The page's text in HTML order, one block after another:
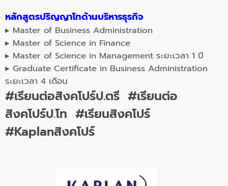
หลักสูตรปริญญาโทด้านบริหารธุรกิจ
▸ Master of Business Administration
▸ Master of Science in Finance
▸ Master of Science in Management ระยะเวลา 1 ปี
▸ Graduate Certificate in Business Administration
ระยะเวลา 4 เดือน
#เรียนต่อสิงคโปร์ป.ตรี #เรียนต่อ
สิงคโปร์ป.โท #เรียนสิงคโปร์
#Kaplanสิงคโปร์